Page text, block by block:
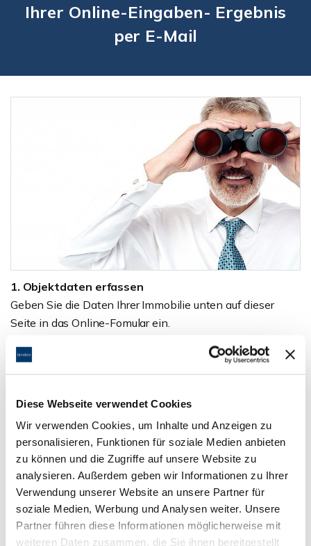
Diese Webseite verwendet Cookies
Wir verwenden Cookies, um Inhalte und Anzeigen zu
personalisieren, Funktionen für soziale Medien anbieten
zu können und die Zugriffe auf unsere Website zu
analysieren. Außerdem geben wir Informationen zu Ihrer
Verwendung unserer Website an unsere Partner für
soziale Medien, Werbung und Analysen weiter. Unsere
Partner führen diese Informationen möglicherweise mit
weiteren Daten zusammen, die Sie ihnen bereitgestellt
Ihrer Online-Eingaben- Ergebnis
per E-Mail
1. Objektdaten erfassen
Geben Sie die Daten Ihrer Immobilie unten auf dieser
Seite in das Online-Fomular ein.
2. Analyse Ihrer Daten